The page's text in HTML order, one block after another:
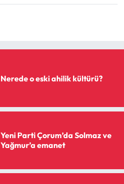
Nerede o eski ahilik kültürü?
Yeni Parti Çorum’da Solmaz ve
Yağmur’a emanet